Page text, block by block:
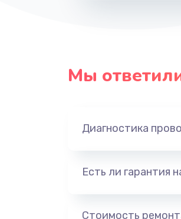
Мы
Диагностика
Есть ли гарантия
Стоимость